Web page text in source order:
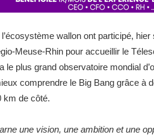
wallon ont participé,
Meuse-Rhin pour accueillir le
le plus grand observatoire mondial
comprendre le Big Bang grâce à
km de côté.
une vision, une ambition et une